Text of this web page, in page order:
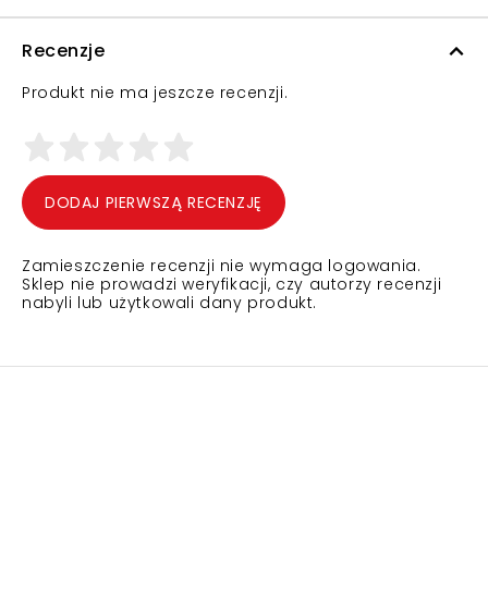
Recenzje
Produkt nie ma jeszcze recenzji.
DODAJ PIERWSZĄ RECENZJĘ
Zamieszczenie recenzji nie wymaga logowania.
Sklep nie prowadzi weryfikacji, czy autorzy recenzji
nabyli lub użytkowali dany produkt.